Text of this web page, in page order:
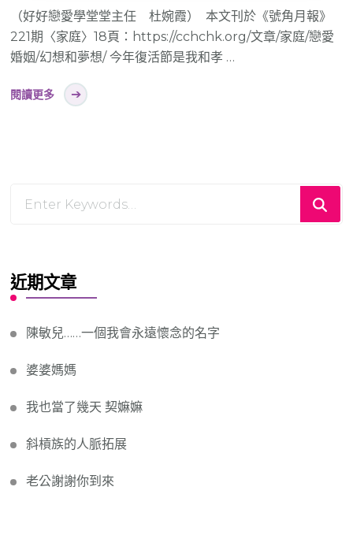
（好好戀愛學堂堂主任 杜婉霞） 本文刊於《號角月報》
221期〈家庭〉18頁：https://cchchk.org/文章/家庭/戀愛
婚姻/幻想和夢想/ 今年復活節是我和孝 …
閱讀更多
for
近期文章
陳敏兒……一個我會永遠懷念的名字
婆婆媽媽
我也當了幾天 契嫲嫲
斜槓族的人脈拓展
老公謝謝你到來